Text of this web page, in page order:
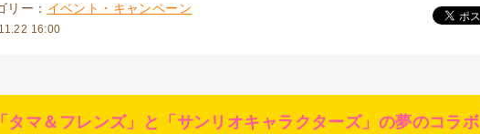
リー： イベント・キャンペーン
16:00
「タマ＆フレンズ」と「サンリオキャラクターズ」の夢のコラボ